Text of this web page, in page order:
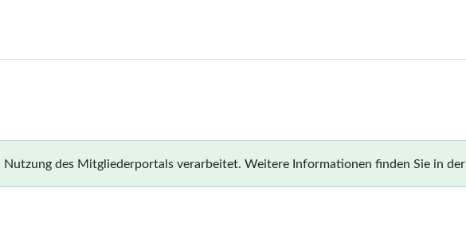
Nutzung des Mitgliederportals verarbeitet. Weitere Informationen finden Sie in der